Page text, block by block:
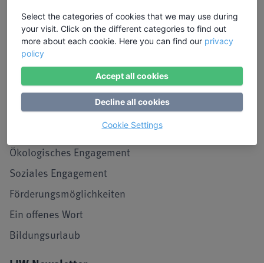
Anmeldung
Seminar-Benachrichtigung
Archiv
Informationen
Ökologisches Engagement
Soziales Engagement
Förderungsmöglichkeiten
Ein offenes Wort
Bildungsurlaub
Select the categories of cookies that we may use during
your visit. Click on the different categories to find out
more about each cookie. Here you can find our privacy
policy
Accept all cookies
Decline all cookies
Cookie Settings